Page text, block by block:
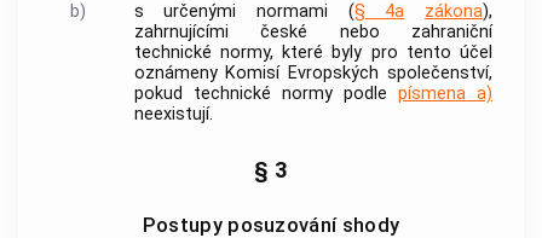
b) s určenými normami (§ 4a zákona),
zahrnujícími české nebo zahraniční
technické normy, které byly pro tento účel
oznámeny Komisí Evropských společenství,
pokud technické normy podle písmena a)
neexistují.
§ 3
Postupy posuzování shody